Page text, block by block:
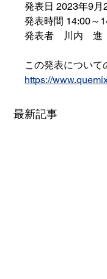
発表日 2023年9月
発表時間 14:00～
発表者　川内　進
この発表について
https://
最新記事